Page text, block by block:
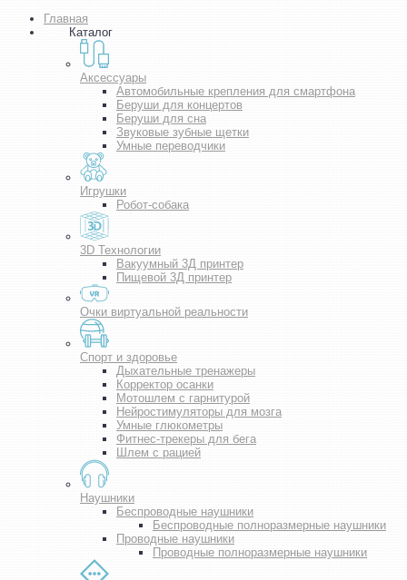
Главная
Каталог
Аксессуары
Автомобильные крепления для смартфона
Беруши для концертов
Беруши для сна
Звуковые зубные щетки
Умные переводчики
Игрушки
Робот-собака
3D Технологии
Вакуумный 3Д принтер
Пищевой 3Д принтер
Очки виртуальной реальности
Спорт и здоровье
Дыхательные тренажеры
Корректор осанки
Мотошлем с гарнитурой
Нейростимуляторы для мозга
Умные глюкометры
Фитнес-трекеры для бега
Шлем с рацией
Наушники
Беспроводные наушники
Беспроводные полноразмерные наушники
Проводные наушники
Проводные полноразмерные наушники